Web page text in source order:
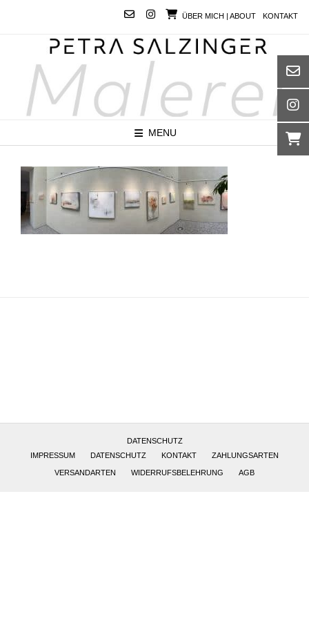
ÜBER MICH | ABOUT KONTAKT
MENU
DATENSCHUTZ
IMPRESSUM
DATENSCHUTZ KONTAKT ZAHLUNGSARTEN
VERSANDARTEN WIDERRUFSBELEHRUNG AGB